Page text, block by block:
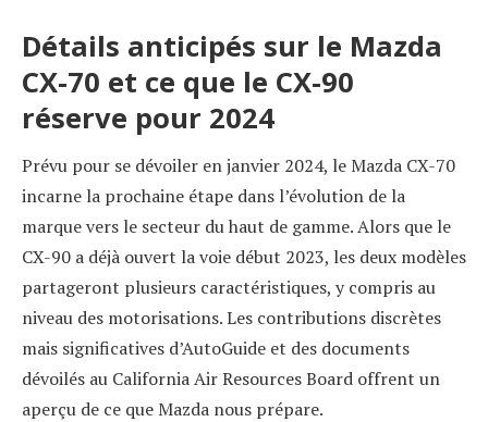
Détails anticipés sur le Mazda
CX-70 et ce que le CX-90
réserve pour 2024
Prévu pour se dévoiler en janvier 2024, le Mazda CX-70
incarne la prochaine étape dans l’évolution de la
marque vers le secteur du haut de gamme. Alors que le
CX-90 a déjà ouvert la voie début 2023, les deux modèles
partageront plusieurs caractéristiques, y compris au
niveau des motorisations. Les contributions discrètes
mais significatives d’AutoGuide et des documents
dévoilés au California Air Resources Board offrent un
aperçu de ce que Mazda nous prépare.